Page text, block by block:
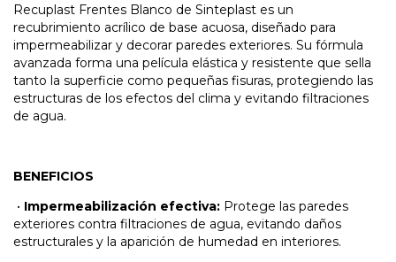
Recuplast Frentes Blanco de Sinteplast es un
recubrimiento acrílico de base acuosa, diseñado para
impermeabilizar y decorar paredes exteriores. Su fórmula
avanzada forma una película elástica y resistente que sella
tanto la superficie como pequeñas fisuras, protegiendo las
estructuras de los efectos del clima y evitando filtraciones
de agua.
BENEFICIOS
• Impermeabilización efectiva: Protege las paredes
exteriores contra filtraciones de agua, evitando daños
estructurales y la aparición de humedad en interiores.